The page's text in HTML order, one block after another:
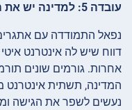
עובדה 5: למדינה יש את האינטרנט האיטי ביותר בעולם
נפאל התמודדה עם
דווח שיש לה אינטרנט
אחרות. גורמים שונים
המדינה, תשתית אינטרנט
נעשים לשפר את הגישה